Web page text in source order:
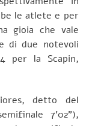
le atlete e per
gioia che vale
di due notevoli
per la Scapin,
detto del
7’02”),